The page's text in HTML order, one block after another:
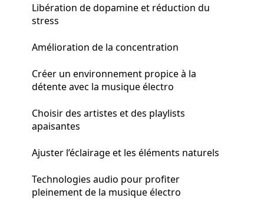
Libération de dopamine et réduction du
stress
Amélioration de la concentration
Créer un environnement propice à la
détente avec la musique électro
Choisir des artistes et des playlists
apaisantes
Ajuster l’éclairage et les éléments naturels
Technologies audio pour profiter
pleinement de la musique électro